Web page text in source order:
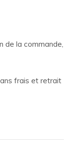
de la commande,
frais et retrait